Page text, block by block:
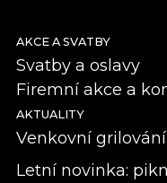
AKCE A SVATBY
Svatby a oslavy
Firemní akce a
AKTUALITY
Venkovní grilování
Letní novinka: